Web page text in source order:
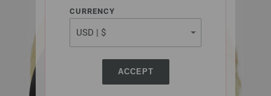
CURRENCY
ACCEPT